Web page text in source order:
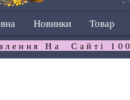
Новинки Товар
На  Сайті